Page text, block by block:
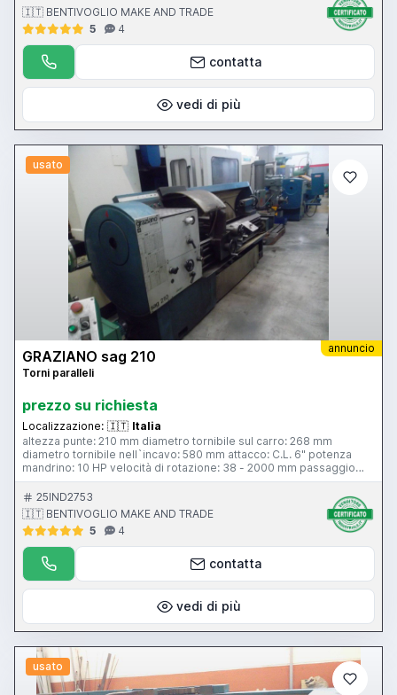
🇮🇹 BENTIVOGLIO MAKE AND TRADE
5
4
contatta
vedi di più
usato
annuncio
GRAZIANO sag 210
Torni paralleli
prezzo su richiesta
Localizzazione: 🇮🇹 Italia
altezza punte: 210 mm diametro tornibile sul carro: 268 mm
diametro tornibile nell`incavo: 580 mm attacco: C.L. 6" potenza
mandrino: 10 HP velocità di rotazione: 38 - 2000 mm passaggio
barra ore: 57 mm torretta: tipo B comandi sul carro Larghezza
bancale: 330 mm contropunta attacco contropunta: c.m. 5 nr. 01
lunetta
25IND2753
🇮🇹 BENTIVOGLIO MAKE AND TRADE
5
4
contatta
vedi di più
usato